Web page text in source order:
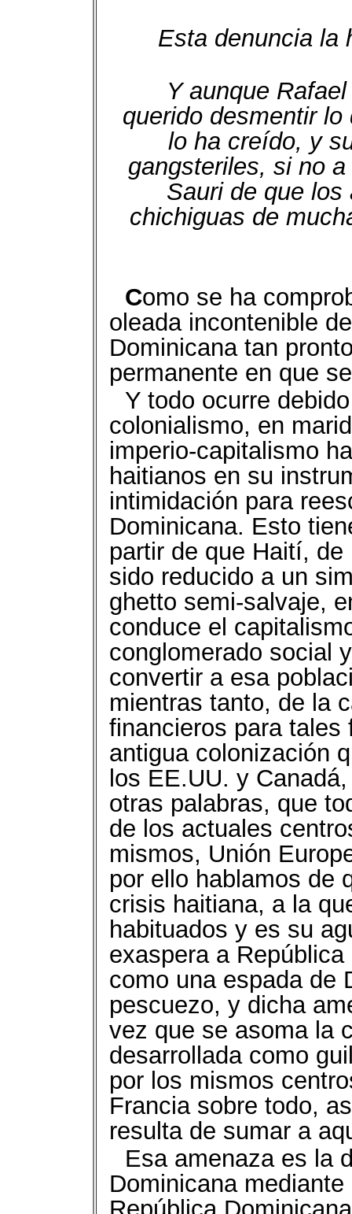
Esta denuncia la
Y aunque
querido desmentir
lo ha creído, y
gangsteriles, si no
Sauri de que
chichiguas de
Como se ha
oleada incontenible
Dominicana tan
permanente en que
Y todo ocurre
colonialismo, en
imperio-capitalismo
haitianos en su
intimidación para
Dominicana. Esto
partir de que Haití,
sido reducido a un
ghetto semi-salvaje,
conduce el
conglomerado social
convertir a esa
mientras tanto, de la
financieros para
antigua colonización
los EE.UU. y
otras palabras, que
de los actuales
mismos, Unión
por ello hablamos de
crisis haitiana, a la
habituados y es su
exaspera a
como una espada de
pescuezo, y dicha
vez que se asoma la
desarrollada como
por los mismos
Francia sobre todo,
resulta de sumar a
Esa amenaza es la
Dominicana